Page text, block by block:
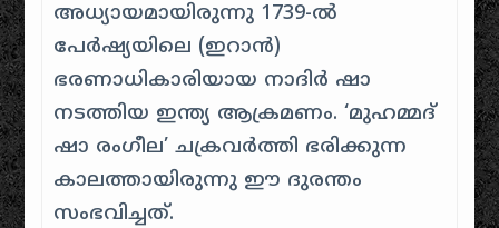
അധ്യായമായിരുന്നു 1739-ൽ
പേർഷ്യയിലെ (ഇറാൻ)
ഭരണാധികാരിയായ നാദിർ ഷാ
നടത്തിയ ഇന്ത്യ ആക്രമണം. ‘മുഹമ്മദ്
ഷാ രംഗീല’ ചക്രവർത്തി ഭരിക്കുന്ന
കാലത്തായിരുന്നു ഈ ദുരന്തം
സംഭവിച്ചത്.